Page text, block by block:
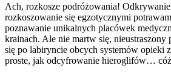
Ach, rozkosze podróżowania!
rozkoszowanie się egzotycznymi
poznawanie unikalnych placówek
krainach. Ale nie martw się, nieustraszony
się po labiryncie obcych systemów opieki
proste, jak odcyfrowanie hieroglifów…